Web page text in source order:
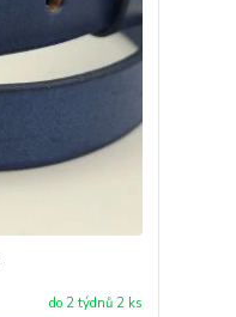
do 2 týdnů 2 ks